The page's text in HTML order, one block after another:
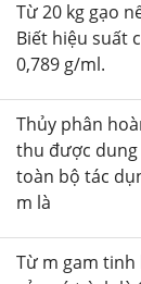
Từ 20 kg gạo
Biết hiệu suất
0,789 g/ml.
Thủy phân
thu được dung
toàn bộ tác
m là
Từ m gam